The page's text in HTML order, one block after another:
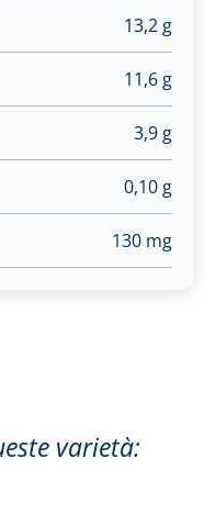
13,2 g
11,6 g
3,9 g
0,10 g
130 mg
varietà: